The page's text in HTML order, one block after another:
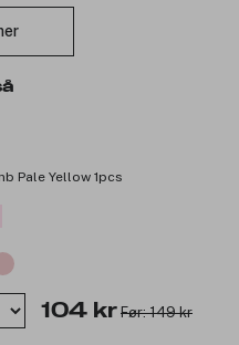
Pale Yellow 1pcs
104 kr Før: 149 kr